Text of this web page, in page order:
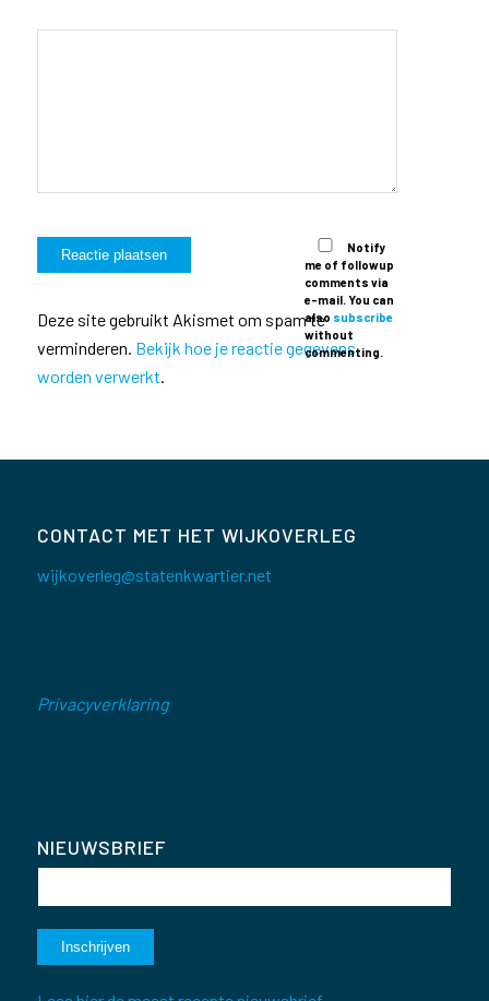
Notify
me of followup
comments via
e-mail. You can
also subscribe
without
commenting.
Deze site gebruikt Akismet om spam te
verminderen. Bekijk hoe je reactie gegevens
worden verwerkt
CONTACT MET HET WIJKOVERLEG
wijkoverleg@statenkwartier.net
Privacyverklaring
NIEUWSBRIEF